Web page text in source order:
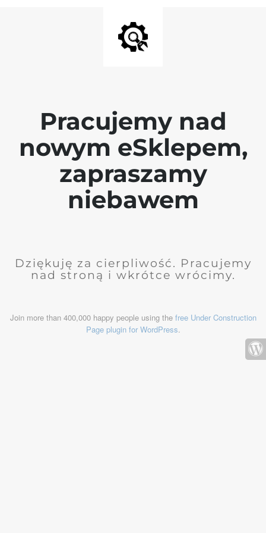
Pracujemy nad
nowym eSklepem,
zapraszamy
niebawem
Dziękuję za cierpliwość. Pracujemy
nad stroną i wkrótce wrócimy.
Join more than 400,000 happy people using the free Under Construction
Page plugin for WordPress.